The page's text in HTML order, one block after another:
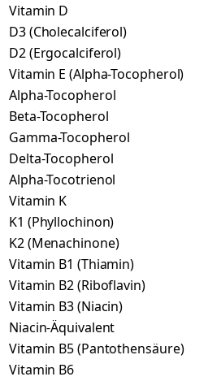
Vitamin D
D3 (Cholecalciferol)
D2 (Ergocalciferol)
Vitamin E (Alpha-Tocopherol)
Alpha-Tocopherol
Beta-Tocopherol
Gamma-Tocopherol
Delta-Tocopherol
Alpha-Tocotrienol
Vitamin K
K1 (Phyllochinon)
K2 (Menachinone)
Vitamin B1 (Thiamin)
Vitamin B2 (Riboflavin)
Vitamin B3 (Niacin)
Niacin-Äquivalent
Vitamin B5 (Pantothensäure)
Vitamin B6